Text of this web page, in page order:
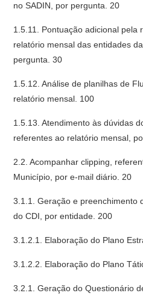
no SADIN, por pergunta. 20
1.5.11. Pontuação adicional pela
relatório mensal das entidades
pergunta. 30
1.5.12. Análise de planilhas de
relatório mensal. 100
1.5.13. Atendimento às dúvidas
referentes ao relatório mensal,
2.2. Acompanhar clipping,
Município, por e-mail diário. 20
3.1.1. Geração e preenchimento
do CDI, por entidade. 200
3.1.2.1. Elaboração do Plano
3.1.2.2. Elaboração do Plano
3.2.1. Geração do Questionário